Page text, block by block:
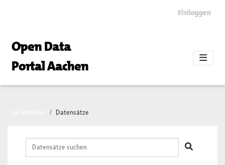
Einloggen
Open Data
Portal Aachen
Datensätze